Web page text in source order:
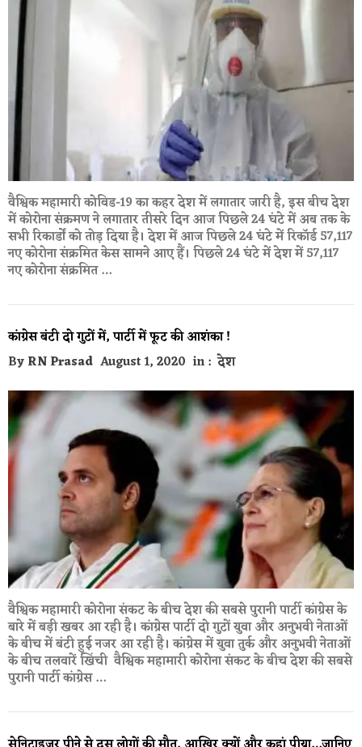
वैश्विक महामारी कोविड-19 का कहर देश में लगातार जारी है, इस बीच देश
में कोरोना संक्रमण ने लगातार तीसरे दिन आज पिछले 24 घंटे में अब तक के
सभी रिकार्डों को तोड़ दिया है। देश में आज पिछले 24 घंटे में रिकॉर्ड 57,117
नए कोरोना संक्रमित केस सामने आए हैं। पिछले 24 घंटे में देश में 57,117
नए कोरोना संक्रमित …
कांग्रेस बंटी दो गुटों में, पार्टी में फूट की आशंका !
ByRN Prasad August 1, 2020 in :देश
वैश्विक महामारी कोरोना संकट के बीच देश की सबसे पुरानी पार्टी कांग्रेस के
बारे में बड़ी खबर आ रही है। कांग्रेस पार्टी दो गुटों युवा और अनुभवी नेताओं
के बीच में बंटी हुई नजर आ रही है। कांग्रेस में युवा तुर्क और अनुभवी नेताओं
के बीच तलवारें खिंची वैश्विक महामारी कोरोना संकट के बीच देश की सबसे
पुरानी पार्टी कांग्रेस …